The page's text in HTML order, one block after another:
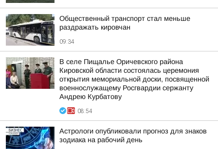
Общественный транспорт стал меньше
раздражать кировчан
09:34
В селе Пищалье Оричевского района
Кировской области состоялась церемония
открытия мемориальной доски, посвященной
военнослужащему Росгвардии сержанту
Андрею Курбатову
08:54
Астрологи опубликовали прогноз для знаков
зодиака на рабочий день